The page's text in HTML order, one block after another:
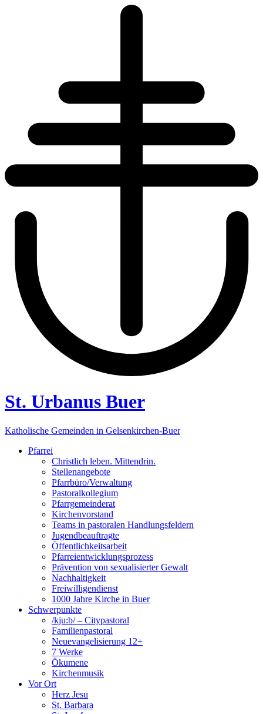
St. Urbanus Buer
Katholische Gemeinden in Gelsenkirchen-Buer
Pfarrei
Christlich leben. Mittendrin.
Stellenangebote
Pfarrbüro/Verwaltung
Pastoralkollegium
Pfarrgemeinderat
Kirchenvorstand
Teams in pastoralen Handlungsfeldern
Jugendbeauftragte
Öffentlichkeitsarbeit
Pfarreientwicklungsprozess
Prävention von sexualisierter Gewalt
Nachhaltigkeit
Freiwilligendienst
1000 Jahre Kirche in Buer
Schwerpunkte
/kju:b/ – Citypastoral
Familienpastoral
Neuevangelisierung 12+
7 Werke
Ökumene
Kirchenmusik
Vor Ort
Herz Jesu
St. Barbara